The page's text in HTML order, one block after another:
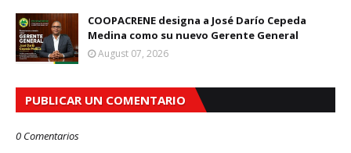
COOPACRENE designa a José Darío Cepeda
Medina como su nuevo Gerente General
August 07, 2026
PUBLICAR UN COMENTARIO
0 Comentarios